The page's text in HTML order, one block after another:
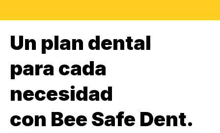
Un plan dental
para cada
necesidad
con Bee Safe Dent.